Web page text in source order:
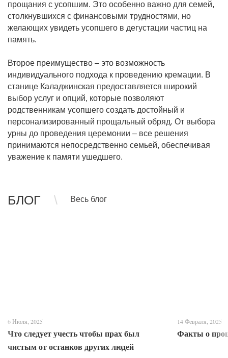
прощания с усопшим. Это особенно важно для семей,
столкнувшихся с финансовыми трудностями, но
желающих увидеть усопшего в дегустации частиц на
память.
Второе преимущество – это возможность
индивидуального подхода к проведению кремации. В
станице Каладжинская предоставляется широкий
выбор услуг и опций, которые позволяют
родственникам усопшего создать достойный и
персонализированный прощальный обряд. От выбора
урны до проведения церемонии – все решения
принимаются непосредственно семьей, обеспечивая
уважение к памяти ушедшего.
БЛОГ Весь блог
6 Июля, 2025
Что следует учесть чтобы прах был
чистым от останков других людей
14 Февраля, 2025
Факты о